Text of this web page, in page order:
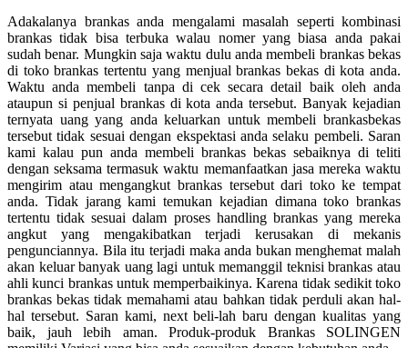
Adakalanya brankas anda mengalami masalah seperti kombinasi
brankas tidak bisa terbuka walau nomer yang biasa anda pakai
sudah benar. Mungkin saja waktu dulu anda membeli brankas bekas
di toko brankas tertentu yang menjual brankas bekas di kota anda.
Waktu anda membeli tanpa di cek secara detail baik oleh anda
ataupun si penjual brankas di kota anda tersebut. Banyak kejadian
ternyata uang yang anda keluarkan untuk membeli brankasbekas
tersebut tidak sesuai dengan ekspektasi anda selaku pembeli. Saran
kami kalau pun anda membeli brankas bekas sebaiknya di teliti
dengan seksama termasuk waktu memanfaatkan jasa mereka waktu
mengirim atau mengangkut brankas tersebut dari toko ke tempat
anda. Tidak jarang kami temukan kejadian dimana toko brankas
tertentu tidak sesuai dalam proses handling brankas yang mereka
angkut yang mengakibatkan terjadi kerusakan di mekanis
pengunciannya. Bila itu terjadi maka anda bukan menghemat malah
akan keluar banyak uang lagi untuk memanggil teknisi brankas atau
ahli kunci brankas untuk memperbaikinya. Karena tidak sedikit toko
brankas bekas tidak memahami atau bahkan tidak perduli akan hal-
hal tersebut. Saran kami, next beli-lah baru dengan kualitas yang
baik, jauh lebih aman. Produk-produk Brankas SOLINGEN